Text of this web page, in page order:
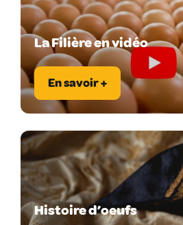
La Filière en vidéo
En savoir +
Histoire d’oeufs